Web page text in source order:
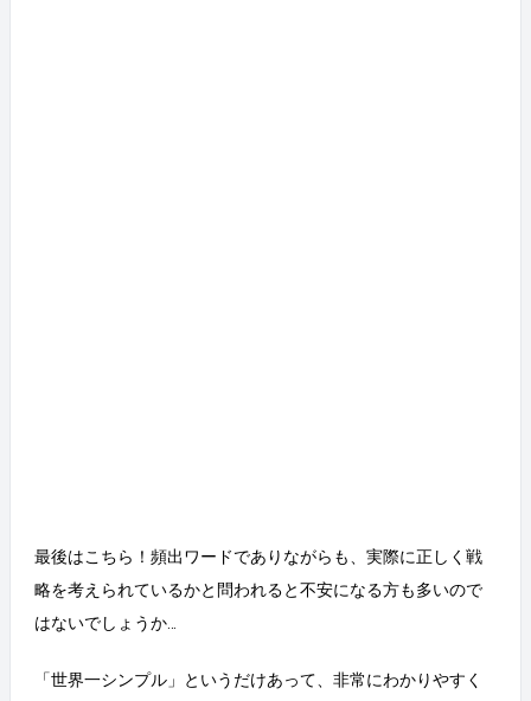
最後はこちら！頻出ワードでありながらも、実際に正しく戦
略を考えられているかと問われると不安になる方も多いので
はないでしょうか…
「世界一シンプル」というだけあって、非常にわかりやすく